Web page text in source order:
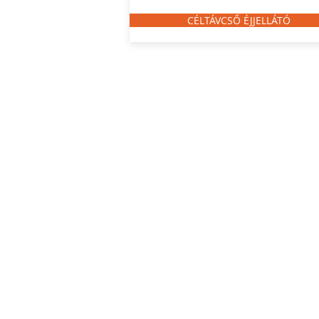
CÉLTÁVCSŐ ÉJJELLÁTÓ